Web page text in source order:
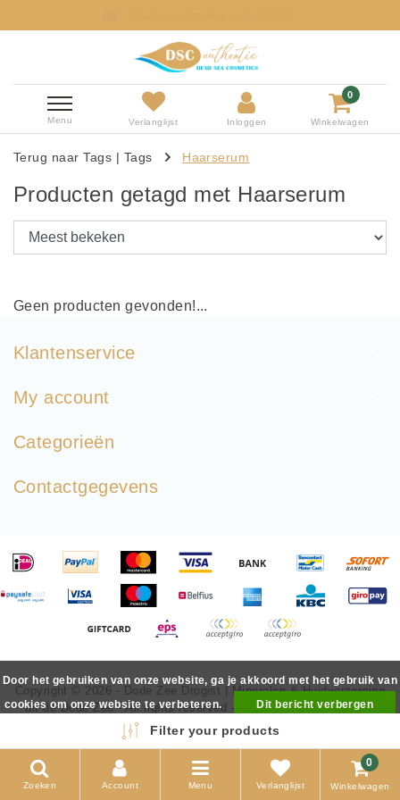
Menu Verlanglijst Inloggen
0
Winkelwagen
Terug naar Tags | Tags Haarserum
Producten getagd met Haarserum
Geen producten gevonden!...
Klantenservice
My account
Categorieën
Contactgegevens
Copyright © 2026 - Dode Zee Drogist | Mineralen & Huidverzorging
uit de Dode Zee - All rights reserved - RealizationInStijl Media
Filter your products
Zoeken Account Menu Verlanglijst
0
Winkelwagen
Door het gebruiken van onze website, ga je akkoord met het gebruik van
cookies om onze website te verbeteren.
Dit bericht verbergen
Meer over cookies »